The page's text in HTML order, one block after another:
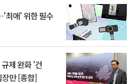
최애' 위한 필수
제 완화 '건
만 [종합]